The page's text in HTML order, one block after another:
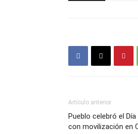
Artículo anterior
Pueblo celebró el
con movilización en